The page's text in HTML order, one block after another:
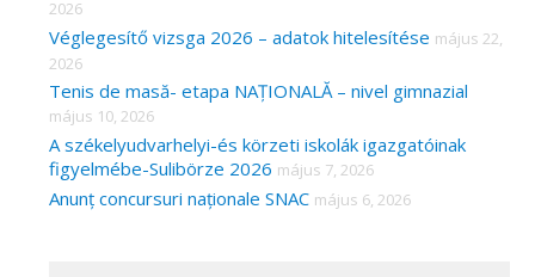
2026
Véglegesítő vizsga 2026 – adatok hitelesítése május 22,
2026
Tenis de masă- etapa NAȚIONALĂ – nivel gimnazial
május 10, 2026
A székelyudvarhelyi-és körzeti iskolák igazgatóinak
figyelmébe-Sulibörze 2026 május 7, 2026
Anunț concursuri naționale SNAC május 6, 2026